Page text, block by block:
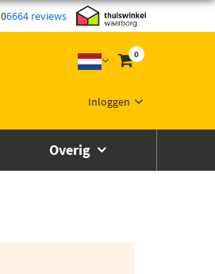
6664 reviews
0
Inloggen
Overig